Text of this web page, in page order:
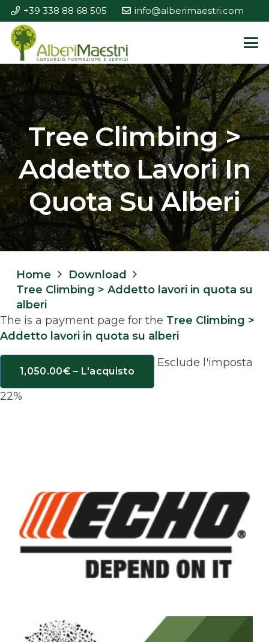
+39 338 88 68 505 info@alberimaestri.com
Tree Climbing >
Addetto Lavori In
Quota Su Alberi
Home
Download
Tree Climbing > Addetto lavori in quota su
alberi
The is a payment page for the Tree Climbing >
Addetto lavori in quota su alberi
1,050.00€ – L'acquisto
Esclude l'imposta
22%